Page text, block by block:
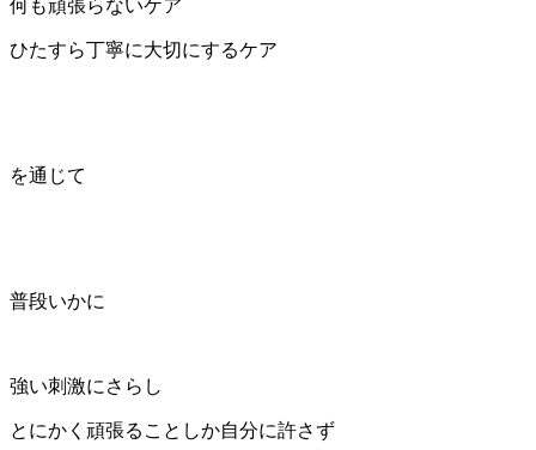
何も頑張らないケア
ひたすら丁寧に大切にするケア
を通じて
普段いかに
強い刺激にさらし
とにかく頑張ることしか自分に許さず